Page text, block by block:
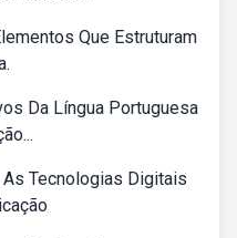
Que Estruturam
Da Língua Portuguesa
Tecnologias Digitais